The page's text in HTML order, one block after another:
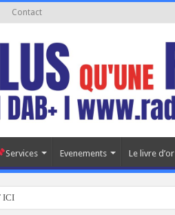
Contact
Services Evenements Le livre d’or
ICI